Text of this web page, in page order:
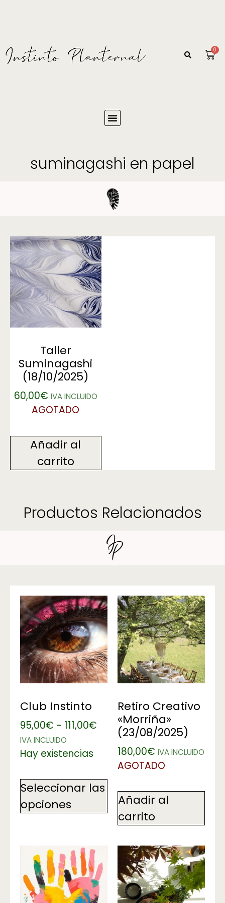
0
suminagashi en papel
Taller
Suminagashi
(18/10/2025)
60,00€ IVA INCLUIDO
AGOTADO
Añadir al
carrito
Productos Relacionados
Club Instinto
95,00€ - 111,00€
IVA INCLUIDO
Hay existencias
Seleccionar las
opciones
Retiro Creativo
«Morriña»
(23/08/2025)
180,00€ IVA INCLUIDO
AGOTADO
Añadir al
carrito